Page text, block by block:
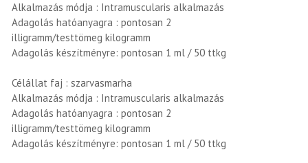
Alkalmazás módja : Intramuscularis alkalmazás
Adagolás hatóanyagra : pontosan 2
illigramm/testtömeg kilogramm
Adagolás készítményre: pontosan 1 ml / 50 ttkg
Célállat faj : szarvasmarha
Alkalmazás módja : Intramuscularis alkalmazás
Adagolás hatóanyagra : pontosan 2
illigramm/testtömeg kilogramm
Adagolás készítményre: pontosan 1 ml / 50 ttkg